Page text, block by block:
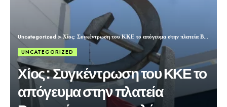
Uncategorized >Χίος: Συγκέντρωση του ΚΚΕ το απόγευμα στην πλατεία Βουνακίου για το πολύνεκρο ναυάγιο
UNCATEGORIZED
Χίος: Συγκέντρωση του ΚΚΕ το
απόγευμα στην πλατεία